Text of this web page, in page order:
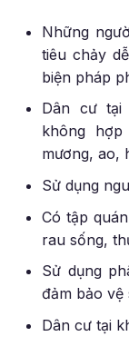
Những
tiêu chảy
biện pháp
Dân cư tại
không
mương, ao,
Sử dụng
Có tập
rau sống,
Sử dụng
đảm bảo
Dân cư tại